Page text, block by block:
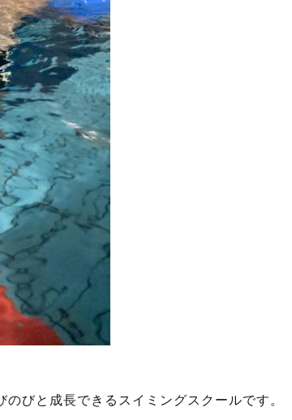
びと成長できるスイミングスクールです。